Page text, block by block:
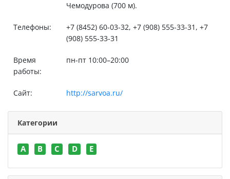
Чемодурова (700 м).
Телефоны:
+7 (8452) 60-03-32, +7 (908) 555-33-31, +7
(908) 555-33-31
Время
работы:
пн-пт 10:00–20:00
Сайт: http://sarvoa.ru/
Категории
A B C D E